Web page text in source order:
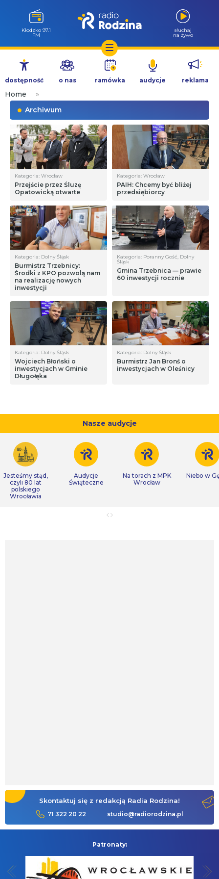
Przejdź
treści
Kłodzko 97.1
FM
słuchaj
na żywo
dostępność o nas ramówka audycje reklama
Home
»
Archiwum
Kategoria: Wrocław
Przejście przez Śluzę
Opatowicką otwarte
Kategoria: Wrocław
PAIH: Chcemy być bliżej
przedsiębiorcy
Kategoria: Dolny Śląsk
Burmistrz Trzebnicy:
Środki z KPO pozwolą nam
na realizację nowych
inwestycji
Kategoria: Poranny Gość, Dolny
Śląsk
Gmina Trzebnica — prawie
60 inwestycji rocznie
Kategoria: Dolny Śląsk
Wojciech Błoński o
inwestycjach w Gminie
Długołęka
Kategoria: Dolny Śląsk
Burmistrz Jan Bronś o
inwestycjach w Oleśnicy
Nasze audycje
Jesteśmy stąd,
czyli 80 lat
polskiego
Wrocławia
Audycje
Świąteczne
Na torach z MPK
Wrocław
Niebo w
Skontaktuj się z redakcją Radia Rodzina!
71 322 20 22 studio@radiorodzina.pl
Patronaty: